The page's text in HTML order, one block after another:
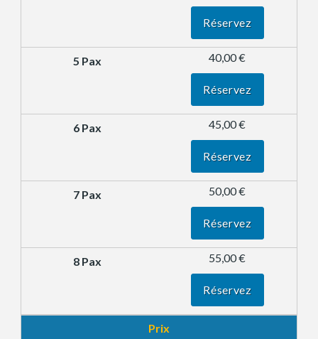
Réservez
40,00 €
Réservez
45,00 €
Réservez
50,00 €
Réservez
55,00 €
Réservez
Prix